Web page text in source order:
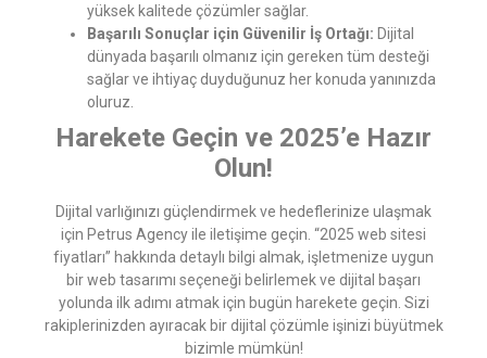
yüksek kalitede çözümler sağlar.
Başarılı Sonuçlar için Güvenilir İş Ortağı: Dijital
dünyada başarılı olmanız için gereken tüm desteği
sağlar ve ihtiyaç duyduğunuz her konuda yanınızda
oluruz.
Harekete Geçin ve 2025’e Hazır
Olun!
Dijital varlığınızı güçlendirmek ve hedeflerinize ulaşmak
için Petrus Agency ile iletişime geçin. “2025 web sitesi
fiyatları” hakkında detaylı bilgi almak, işletmenize uygun
bir web tasarımı seçeneği belirlemek ve dijital başarı
yolunda ilk adımı atmak için bugün harekete geçin. Sizi
rakiplerinizden ayıracak bir dijital çözümle işinizi büyütmek
bizimle mümkün!